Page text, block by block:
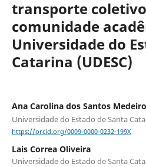
transporte
comunidade
Universidade do
Catarina (UDESC)
Ana Carolina dos Santos
Universidade do Estado de Santa
https://orcid.org/0009-0000-0232-199X
Lais Correa Oliveira
Universidade do Estado de Santa